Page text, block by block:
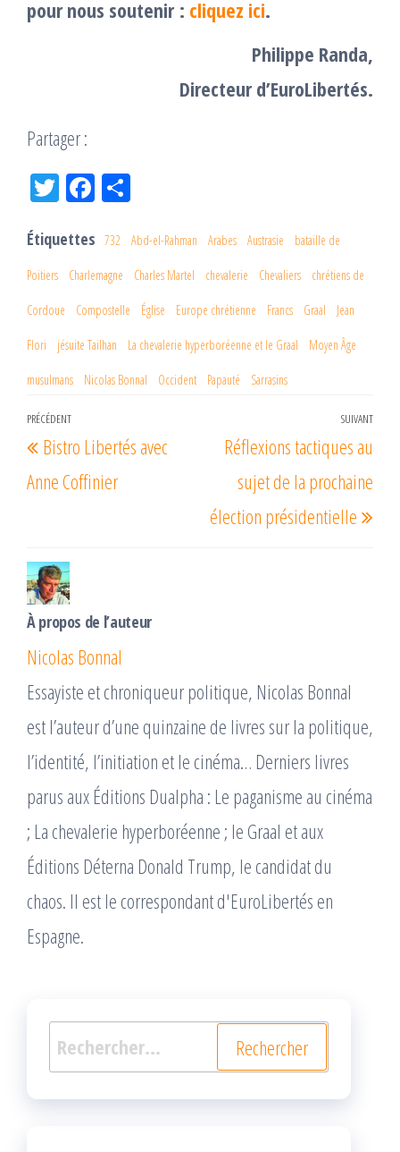
pour nous soutenir : cliquez ici.
Philippe Randa,
Directeur d’EuroLibertés.
Partager :
Tw
er
Fac
oo
k
ge
r
Étiquettes 732 Abd-el-Rahman Arabes Austrasie bataille de
Poitiers Charlemagne Charles Martel chevalerie Chevaliers chrétiens de
Cordoue Compostelle Église Europe chrétienne Francs Graal Jean
Flori jésuite Tailhan La chevalerie hyperboréenne et le Graal Moyen Âge
musulmans Nicolas Bonnal Occident Papauté Sarrasins
Navigation
de
l’article
Article
précédent
PRÉCÉDENT
Bistro Libertés avec
Anne Coffinier
SUIVANT
Réflexions tactiques au
sujet de la prochaine
élection présidentielle
À propos de l’auteur
Nicolas Bonnal
Essayiste et chroniqueur politique, Nicolas Bonnal
est l’auteur d’une quinzaine de livres sur la politique,
l’identité, l’initiation et le cinéma… Derniers livres
parus aux Éditions Dualpha : Le paganisme au cinéma
; La chevalerie hyperboréenne ; le Graal et aux
Éditions Déterna Donald Trump, le candidat du
chaos. Il est le correspondant d'EuroLibertés en
Espagne.
Rechercher :